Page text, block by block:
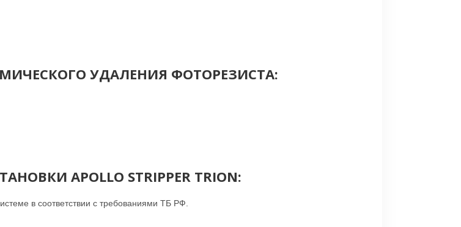
УДАЛЕНИЯ ФОТОРЕЗИСТА:
APOLLO STRIPPER TRION:
в соответствии с требованиями ТБ РФ.